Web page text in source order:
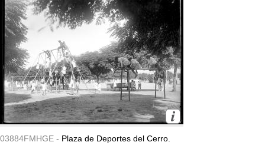
03884FMHGE - Plaza de Deportes del Cerro.